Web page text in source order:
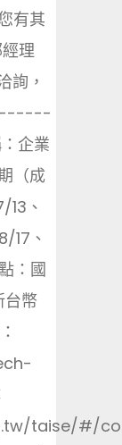
有其
理
詢，
企業
（成
、
17、
：國
台幣
taise/#/